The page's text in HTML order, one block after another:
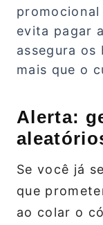
evita pagar
assegura os
mais que o
Alerta:
Se você já
que
ao colar o